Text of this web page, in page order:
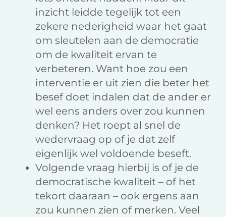
inzicht leidde tegelijk tot een
zekere nederigheid waar het gaat
om sleutelen aan de democratie
om de kwaliteit ervan te
verbeteren. Want hoe zou een
interventie er uit zien die beter het
besef doet indalen dat de ander er
wel eens anders over zou kunnen
denken? Het roept al snel de
wedervraag op of je dat zelf
eigenlijk wel voldoende beseft.
Volgende vraag hierbij is of je de
democratische kwaliteit – of het
tekort daaraan – ook ergens aan
zou kunnen zien of merken. Veel